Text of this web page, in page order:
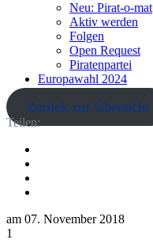
Neu: Pirat-o-mat
Aktiv werden
Folgen
Open Request
Piratenpartei
Europawahl 2024
Zurück zur Übersicht
Teilen:
am 07. November 2018
1